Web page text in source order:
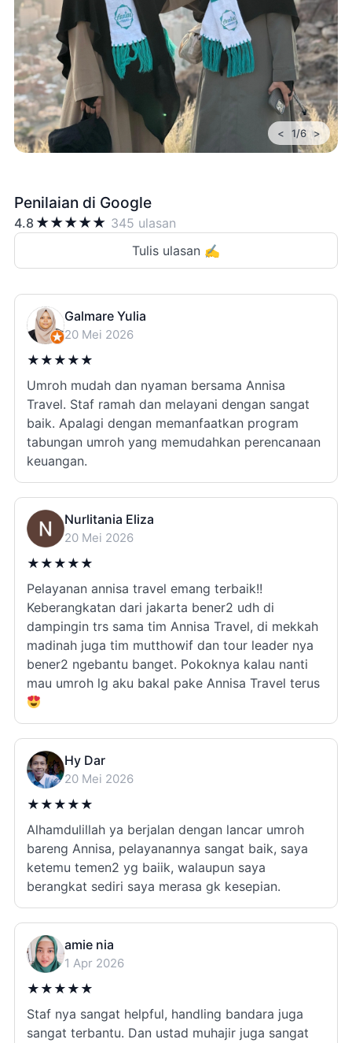
< 1/6 >
Penilaian di Google
4.8 ★★★★★ 345 ulasan
Tulis ulasan ✍️
Galmare Yulia
20 Mei 2026
★ ★ ★ ★ ★
Umroh mudah dan nyaman bersama Annisa
Travel. Staf ramah dan melayani dengan sangat
baik. Apalagi dengan memanfaatkan program
tabungan umroh yang memudahkan perencanaan
keuangan.
Nurlitania Eliza
20 Mei 2026
★ ★ ★ ★ ★
Pelayanan annisa travel emang terbaik!!
Keberangkatan dari jakarta bener2 udh di
dampingin trs sama tim Annisa Travel, di mekkah
madinah juga tim mutthowif dan tour leader nya
bener2 ngebantu banget. Pokoknya kalau nanti
mau umroh lg aku bakal pake Annisa Travel terus
Hy Dar
20 Mei 2026
★ ★ ★ ★ ★
Alhamdulillah ya berjalan dengan lancar umroh
bareng Annisa, pelayanannya sangat baik, saya
ketemu temen2 yg baiik, walaupun saya
berangkat sediri saya merasa gk kesepian.
amie nia
1 Apr 2026
★ ★ ★ ★ ★
Staf nya sangat helpful, handling bandara juga
sangat terbantu. Dan ustad muhajir juga sangat